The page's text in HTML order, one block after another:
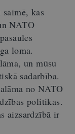
kas
NATO
loma.
un mūsu
sadarbība.
no NATO
politikas.
aizsardzībā ir